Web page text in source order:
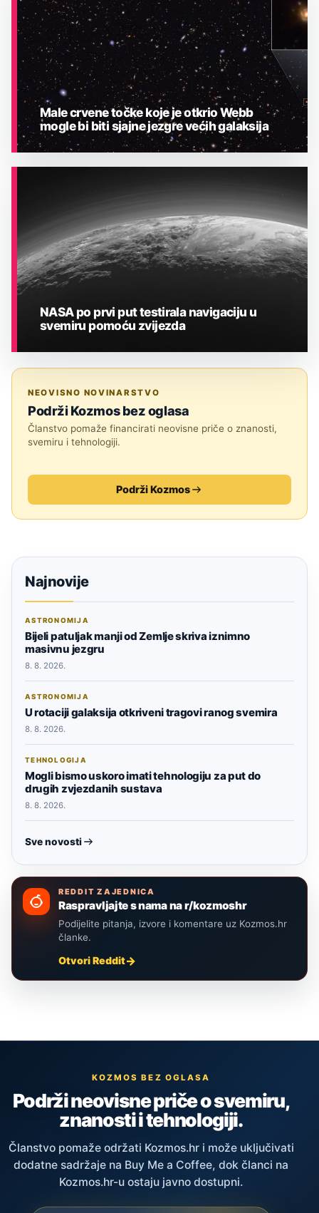
Male crvene točke koje je otkrio Webb
mogle bi biti sjajne jezgre većih galaksija
NASA po prvi put testirala navigaciju u
svemiru pomoću zvijezda
NEOVISNO NOVINARSTVO
Podrži Kozmos bez oglasa
Članstvo pomaže financirati neovisne priče o znanosti,
svemiru i tehnologiji.
Podrži Kozmos
Najnovije
ASTRONOMIJA
Bijeli patuljak manji od Zemlje skriva iznimno
masivnu jezgru
8. 8. 2026.
ASTRONOMIJA
U rotaciji galaksija otkriveni tragovi ranog svemira
8. 8. 2026.
TEHNOLOGIJA
Mogli bismo uskoro imati tehnologiju za put do
drugih zvjezdanih sustava
8. 8. 2026.
Sve novosti
REDDIT ZAJEDNICA
Raspravljajte s nama na r/kozmoshr
Podijelite pitanja, izvore i komentare uz Kozmos.hr
članke.
Otvori Reddit
KOZMOS BEZ OGLASA
Podrži neovisne priče o svemiru,
znanosti i tehnologiji.
Članstvo pomaže održati Kozmos.hr i može uključivati
dodatne sadržaje na Buy Me a Coffee, dok članci na
Kozmos.hr-u ostaju javno dostupni.